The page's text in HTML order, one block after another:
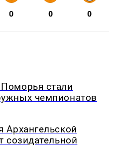
0 0 0
стали
чемпионатов
Архангельской
созидательной